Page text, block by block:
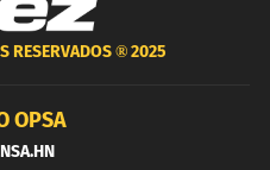
RESERVADOS ®2025
OPSA